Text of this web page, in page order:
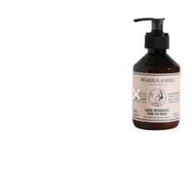
IDÉES CADEAUX